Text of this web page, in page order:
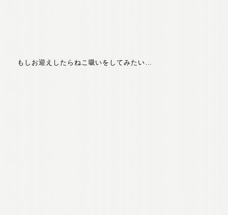
もしお迎えしたらねこ吸いをしてみたい…